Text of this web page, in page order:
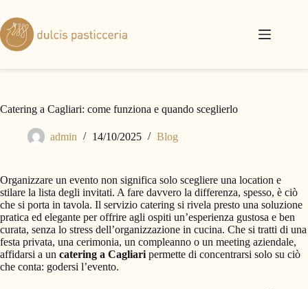
Catering a Cagliari: come funziona e quando sceglierlo
admin 14/10/2025 Blog
Organizzare un evento non significa solo scegliere una location e
stilare la lista degli invitati. A fare davvero la differenza, spesso, è ciò
che si porta in tavola. Il servizio catering si rivela presto una soluzione
pratica ed elegante per offrire agli ospiti un’esperienza gustosa e ben
curata, senza lo stress dell’organizzazione in cucina. Che si tratti di una
festa privata, una cerimonia, un compleanno o un meeting aziendale,
affidarsi a un catering a Cagliari permette di concentrarsi solo su ciò
che conta: godersi l’evento.